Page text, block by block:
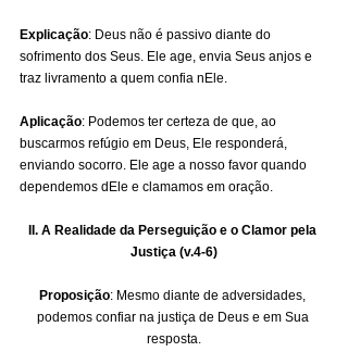
Explicação: Deus não é passivo diante do
sofrimento dos Seus. Ele age, envia Seus anjos e
traz livramento a quem confia nEle.
Aplicação: Podemos ter certeza de que, ao
buscarmos refúgio em Deus, Ele responderá,
enviando socorro. Ele age a nosso favor quando
dependemos dEle e clamamos em oração.
II. A Realidade da Perseguição e o Clamor pela
Justiça (v.4-6)
Proposição: Mesmo diante de adversidades,
podemos confiar na justiça de Deus e em Sua
resposta.